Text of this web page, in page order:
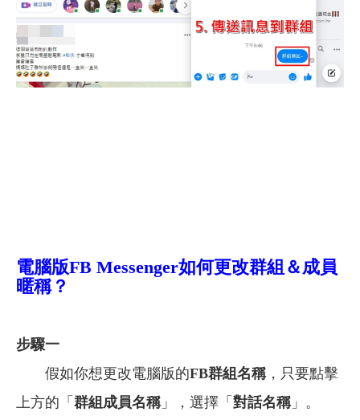
電腦版FB Messenger如何更改群組＆成員
暱稱？
步驟一
假如你想更改電腦版的FB群組名稱，只要點擊
上方的「 群組成員名稱」，選擇「 對話名稱」。